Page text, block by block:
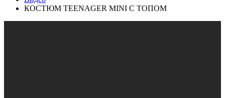
КОСТЮМ TEENAGER MINI С ТОПОМ